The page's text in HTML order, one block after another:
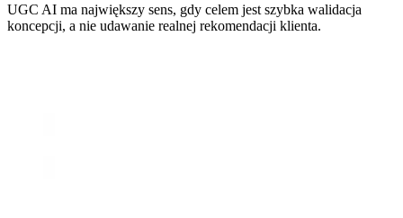
UGC AI ma największy sens, gdy celem jest szybka walidacja
koncepcji, a nie udawanie realnej rekomendacji klienta.